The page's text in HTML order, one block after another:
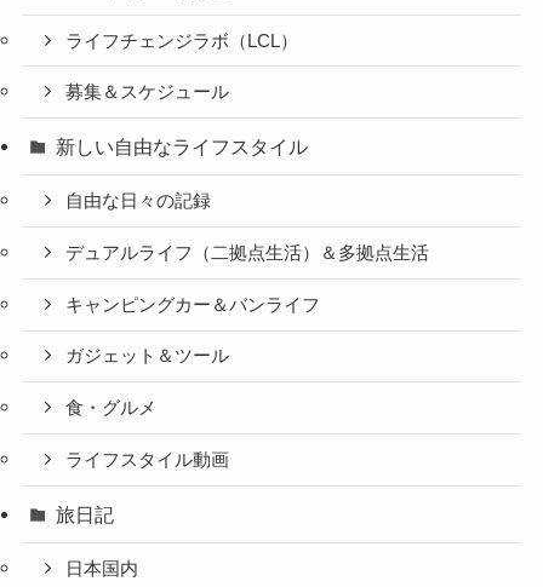
ライフチェンジラボ（LCL）
募集＆スケジュール
新しい自由なライフスタイル
自由な日々の記録
デュアルライフ（二拠点生活）＆多拠点生活
キャンピングカー＆バンライフ
ガジェット＆ツール
食・グルメ
ライフスタイル動画
旅日記
日本国内